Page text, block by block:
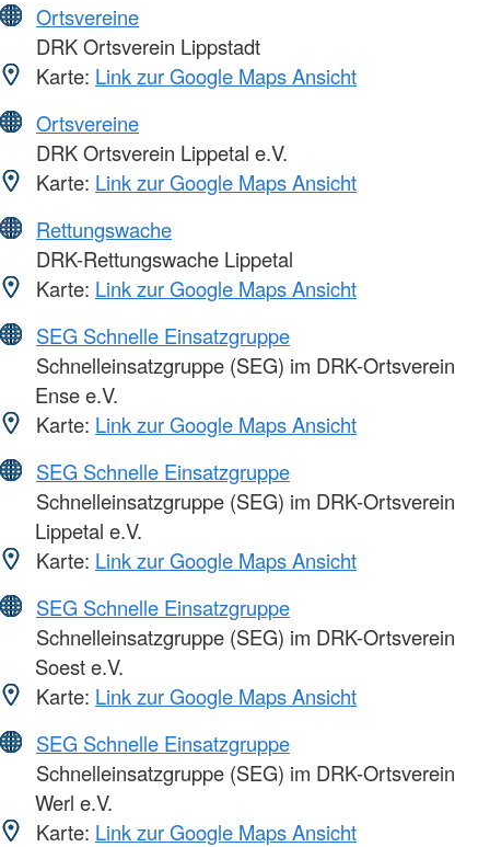
Ortsvereine
DRK Ortsverein Lippstadt
Karte: Link zur Google Maps Ansicht
Ortsvereine
DRK Ortsverein Lippetal e.V.
Karte: Link zur Google Maps Ansicht
Rettungswache
DRK-Rettungswache Lippetal
Karte: Link zur Google Maps Ansicht
SEG Schnelle Einsatzgruppe
Schnelleinsatzgruppe (SEG) im DRK-Ortsverein
Ense e.V.
Karte: Link zur Google Maps Ansicht
SEG Schnelle Einsatzgruppe
Schnelleinsatzgruppe (SEG) im DRK-Ortsverein
Lippetal e.V.
Karte: Link zur Google Maps Ansicht
SEG Schnelle Einsatzgruppe
Schnelleinsatzgruppe (SEG) im DRK-Ortsverein
Soest e.V.
Karte: Link zur Google Maps Ansicht
SEG Schnelle Einsatzgruppe
Schnelleinsatzgruppe (SEG) im DRK-Ortsverein
Werl e.V.
Karte: Link zur Google Maps Ansicht